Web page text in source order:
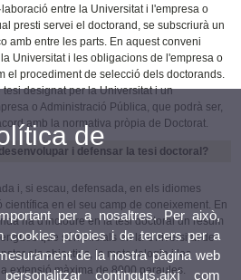
entre la Universitat i l'empresa o
presti servei el doctorand, se subscriurà un
amb entre les parts. En aquest conveni
Universitat i les obligacions de l'empresa o
el procediment de selecció dels doctorands.
designat per la Universitat i un
o Administració Pública, que podrà ser,
amb la normativa pròpia de Doctorat.
i defensar la tesi doctoral?
i, si escau, defensada, en els idiomes
en el seu camp de coneixement. En
ha d'incloure en la tesi doctoral un resum
que són oficials en la Universitat de
els objectius, la metodologia i les
extensió màxima de 8000 paraules.
de
per a nosaltres. Per això,
cookies pròpies i de tercers per a
de la nostra pàgina web
continguts,així com